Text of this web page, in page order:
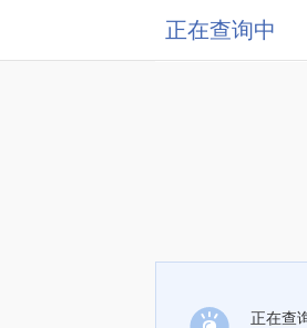
正在查询中
正在查